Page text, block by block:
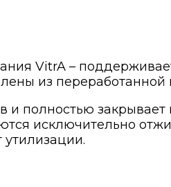
VitrA –
из переработанной
полностью закрывает
исключительно